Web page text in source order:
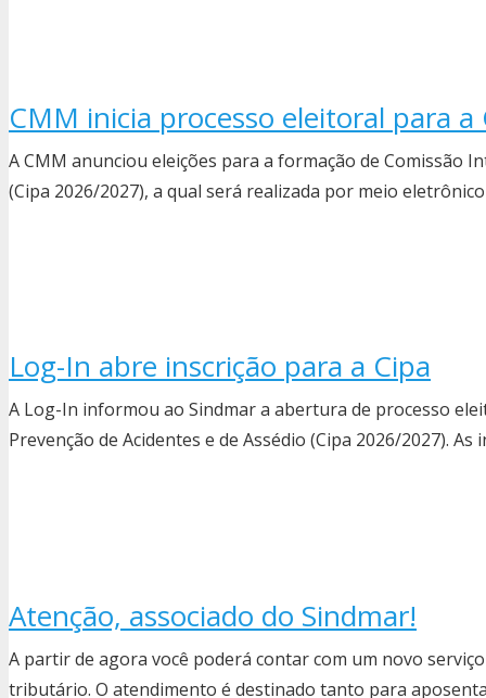
CMM inicia processo eleitoral para a
A CMM anunciou eleições para a formação de Comissão
(Cipa 2026/2027), a qual será realizada por meio
Log-In abre inscrição para a Cipa
A Log-In informou ao Sindmar a abertura de processo
Prevenção de Acidentes e de Assédio (Cipa 2026/2027).
Atenção, associado do Sindmar!
A partir de agora você poderá contar com um novo
tributário. O atendimento é destinado tanto para